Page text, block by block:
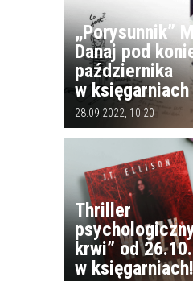
„Porysunnik”
Danaj pod
października
w księgarniach
28.09.2022, 10:20
Thriller
krwi” od 26.10.
w księgarniach!